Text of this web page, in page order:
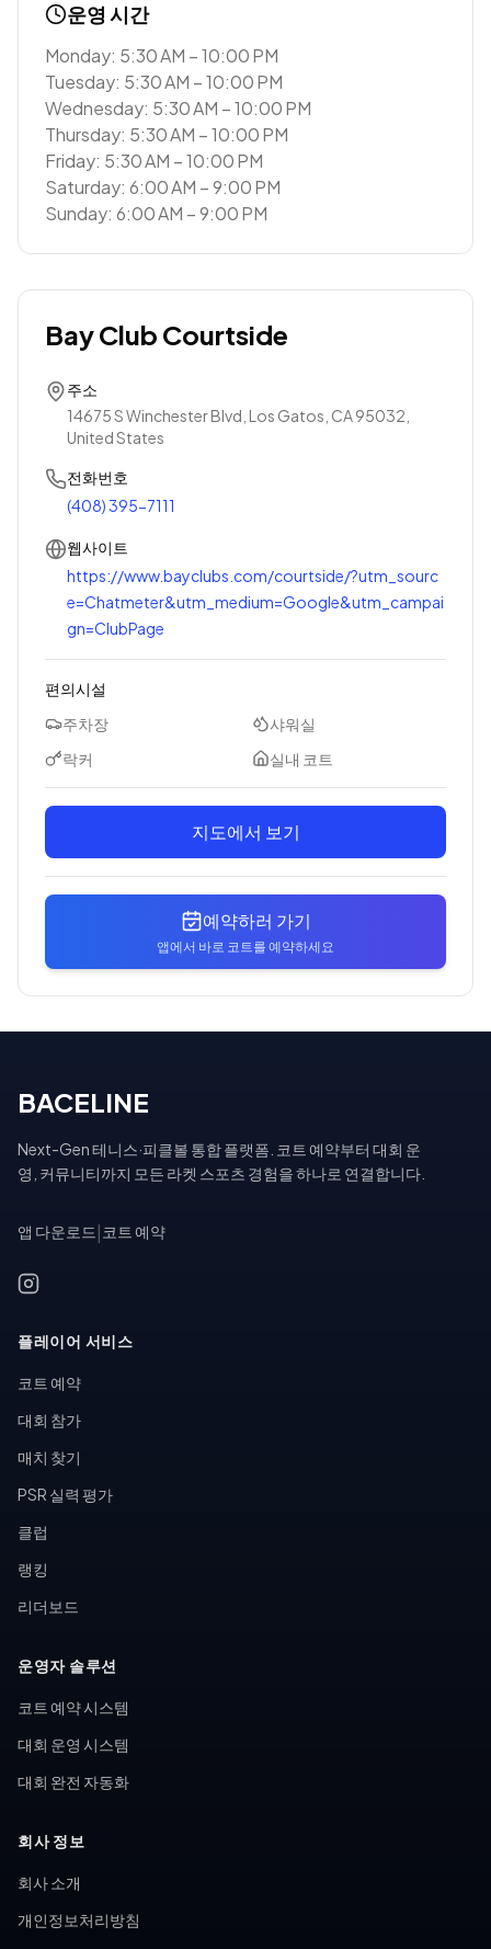
운영 시간
Monday: 5:30 AM – 10:00 PM
Tuesday: 5:30 AM – 10:00 PM
Wednesday: 5:30 AM – 10:00 PM
Thursday: 5:30 AM – 10:00 PM
Friday: 5:30 AM – 10:00 PM
Saturday: 6:00 AM – 9:00 PM
Sunday: 6:00 AM – 9:00 PM
Bay Club Courtside
주소
14675 S Winchester Blvd, Los Gatos, CA 95032,
United States
전화번호
(408) 395-7111
웹사이트
https://www.bayclubs.com/courtside/?utm_sourc
e=Chatmeter&utm_medium=Google&utm_campai
gn=ClubPage
편의시설
주차장
샤워실
락커
실내 코트
지도에서 보기
예약하러 가기
앱에서 바로 코트를 예약하세요
BACELINE
Next-Gen 테니스·피클볼 통합 플랫폼. 코트 예약부터 대회 운
영, 커뮤니티까지 모든 라켓 스포츠 경험을 하나로 연결합니다.
앱 다운로드 코트 예약
플레이어 서비스
코트 예약
대회 참가
매치 찾기
PSR 실력 평가
클럽
랭킹
리더보드
운영자 솔루션
코트 예약 시스템
대회 운영 시스템
대회 완전 자동화
회사 정보
회사 소개
개인정보처리방침